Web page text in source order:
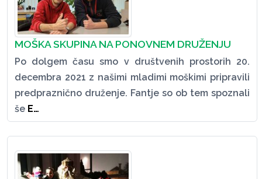
MOŠKA SKUPINA NA PONOVNEM DRUŽENJU
Po dolgem času smo v društvenih prostorih 20.
decembra 2021 z našimi mladimi moškimi pripravili
predpraznično druženje. Fantje so ob tem spoznali
še E…